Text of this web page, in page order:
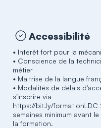
Accessibilité
• Intérêt fort pour la
• Conscience de la
métier
• Maitrise de la langue
• Modalités de délais
s'inscrire via
https://bit.ly/formationLDC
semaines minimum avant
la formation.